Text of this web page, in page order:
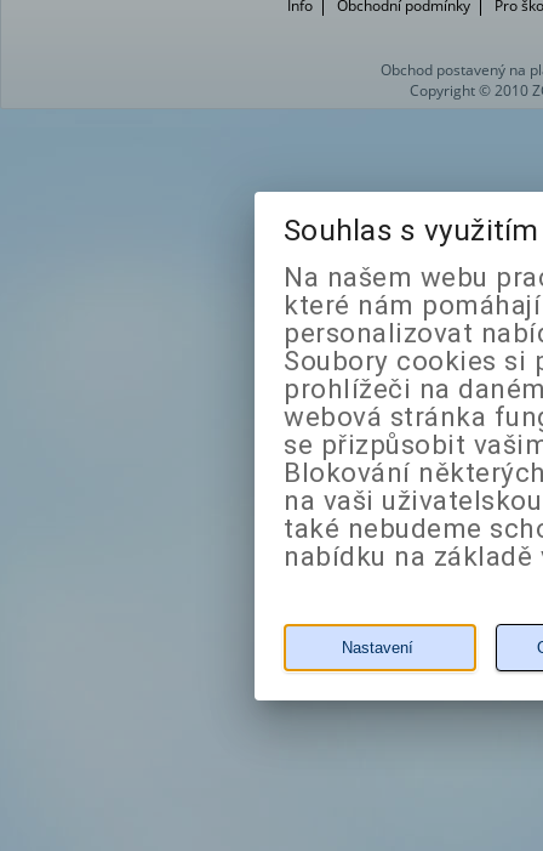
Info Obchodní podmínky Pro
Obchod postavený na
Copyright © 2010
Souhlas s
Na našem webu
které nám
personalizovat
Soubory cookies si
prohlížeči na
webová stránka
se přizpůsobit
Blokování
na vaši
také nebudeme
nabídku na
Nastavení